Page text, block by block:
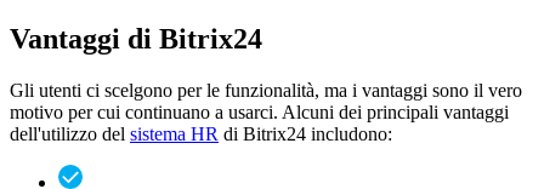
Vantaggi di Bitrix24
Gli utenti ci scelgono per le funzionalità, ma i vantaggi sono il vero
motivo per cui continuano a usarci. Alcuni dei principali vantaggi
dell'utilizzo del sistema HR di Bitrix24 includono: